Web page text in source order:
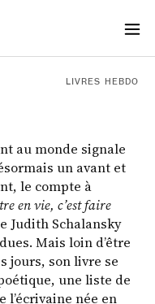
LIVRES HEBDO
au monde signale
un avant et
le compte à
en vie, c’est faire
Judith Schalansky
Mais loin d’être
jours, son livre se
une liste de
l’écrivaine née en